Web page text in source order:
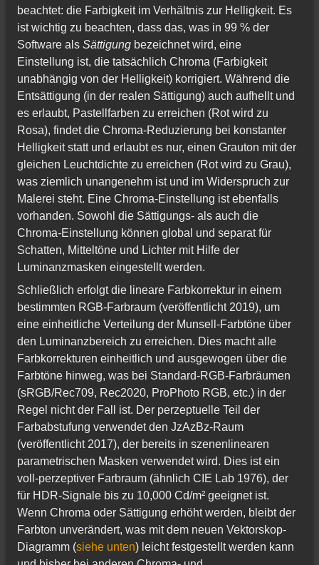
beachtet: die Farbigkeit im Verhältnis zur Helligkeit. Es
ist wichtig zu beachten, dass das, was in 99 % der
Software als Sättigung bezeichnet wird, eine
Einstellung ist, die tatsächlich Chroma (Farbigkeit
unabhängig von der Helligkeit) korrigiert. Während die
Entsättigung (in der realen Sättigung) auch aufhellt und
es erlaubt, Pastellfarben zu erreichen (Rot wird zu
Rosa), findet die Chroma-Reduzierung bei konstanter
Helligkeit statt und erlaubt es nur, einen Grauton mit der
gleichen Leuchtdichte zu erreichen (Rot wird zu Grau),
was ziemlich unangenehm ist und im Widerspruch zur
Malerei steht. Eine Chroma-Einstellung ist ebenfalls
vorhanden. Sowohl die Sättigungs- als auch die
Chroma-Einstellung können global und separat für
Schatten, Mitteltöne und Lichter mit Hilfe der
Luminanzmasken eingestellt werden.
Schließlich erfolgt die lineare Farbkorrektur in einem
bestimmten RGB-Farbraum (veröffentlicht 2019), um
eine einheitliche Verteilung der Munsell-Farbtöne über
den Luminanzbereich zu erreichen. Dies macht alle
Farbkorrekturen einheitlich und ausgewogen über die
Farbtöne hinweg, was bei Standard-RGB-Farbräumen
(sRGB/Rec709, Rec2020, ProPhoto RGB, etc.) in der
Regel nicht der Fall ist. Der perzeptuelle Teil der
Farbabstufung verwendet den JzAzBz-Raum
(veröffentlicht 2017), der bereits in szenenlinearen
parametrischen Masken verwendet wird. Dies ist ein
voll-perzeptiver Farbraum (ähnlich CIE Lab 1976), der
für HDR-Signale bis zu 10,000 Cd/m² geeignet ist.
Wenn Chroma oder Sättigung erhöht werden, bleibt der
Farbton unverändert, was mit dem neuen Vektorskop-
Diagramm (siehe unten) leicht festgestellt werden kann